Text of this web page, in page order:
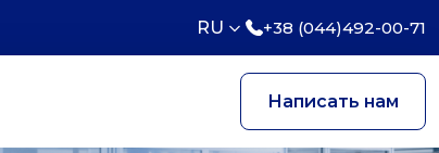
RU +38 (044)492-00-71
Написать нам